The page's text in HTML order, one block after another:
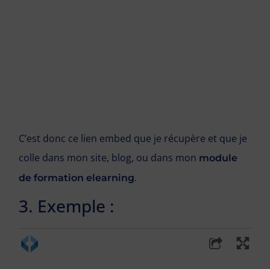
C’est donc ce lien embed que je récupère et que je
colle dans mon site, blog, ou dans mon module
de formation elearning.
3. Exemple :